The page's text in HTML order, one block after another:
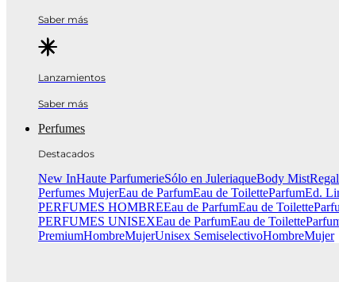
Saber más
Lanzamientos
Saber más
Perfumes
Destacados
New InHaute ParfumerieSólo en JuleriaqueBody Mist
Perfumes MujerEau de ParfumEau de ToiletteParfumEd.
PERFUMES HOMBREEau de ParfumEau de Toilette
PERFUMES UNISEXEau de ParfumEau de Toilette
PremiumHombreMujerUnisex SemiselectivoHombreMujer